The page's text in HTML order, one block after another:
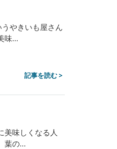
やきいも屋さん
味...
記事を読む >
美味しくなる人
葉の...